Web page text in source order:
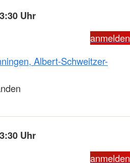
Uhr
anmelden
Albert-Schweitzer-
Uhr
anmelden